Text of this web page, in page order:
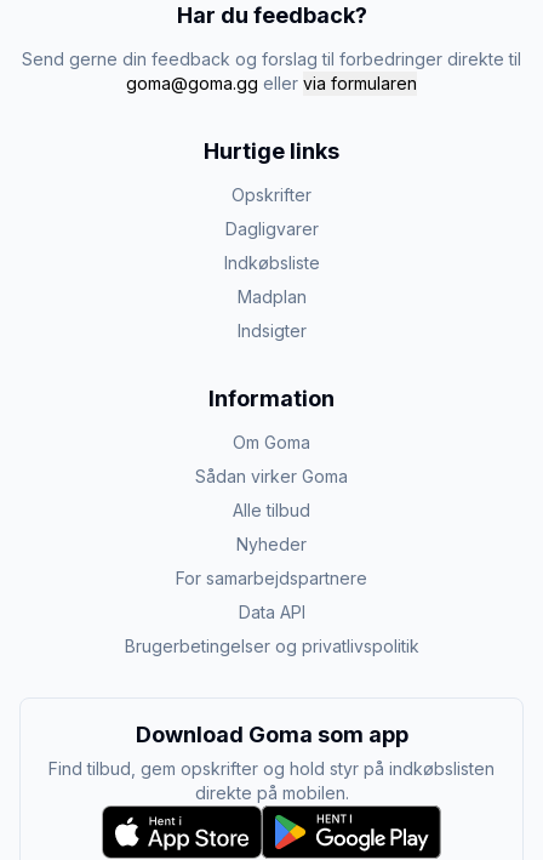
Har du feedback?
Send gerne din feedback og forslag til forbedringer direkte til
goma@goma.gg eller via formularen
Hurtige links
Opskrifter
Dagligvarer
Indkøbsliste
Madplan
Indsigter
Information
Om Goma
Sådan virker Goma
Alle tilbud
Nyheder
For samarbejdspartnere
Data API
Brugerbetingelser og privatlivspolitik
Download Goma som app
Find tilbud, gem opskrifter og hold styr på indkøbslisten
direkte på mobilen.